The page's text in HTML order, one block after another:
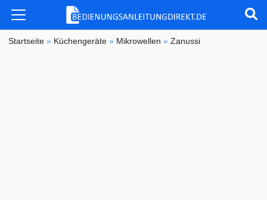
Startseite » Küchengeräte » Mikrowellen »Zanussi